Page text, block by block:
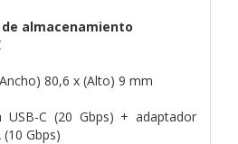
almacenamiento
80,6 x (Alto) 9 mm
USB-C (20 Gbps) + adaptador
(10 Gbps)